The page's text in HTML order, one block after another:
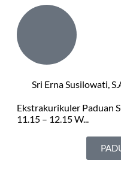
Sri Erna Susilowati,
Ekstrakurikuler Paduan
11.15 – 12.15 W...